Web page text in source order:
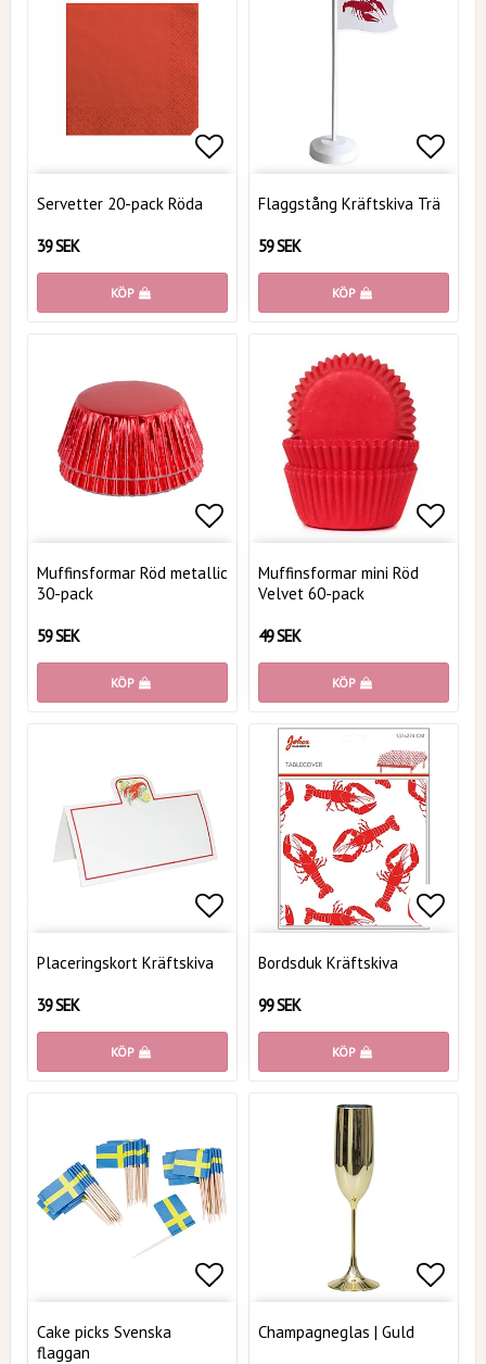
Lägg till i favoritlistan
Servetter 20-pack Röda
39 SEK
KÖP
Flaggstång Kräftskiva Trä
59 SEK
KÖP
Lägg till i favoritlistan
Muffinsformar Röd metallic
30-pack
59 SEK
KÖP
Muffinsformar mini Röd
Velvet 60-pack
49 SEK
KÖP
Lägg till i favoritlistan
Placeringskort Kräftskiva
39 SEK
KÖP
Bordsduk Kräftskiva
99 SEK
KÖP
Lägg till i favoritlistan
Cake picks Svenska
flaggan
Champagneglas | Guld